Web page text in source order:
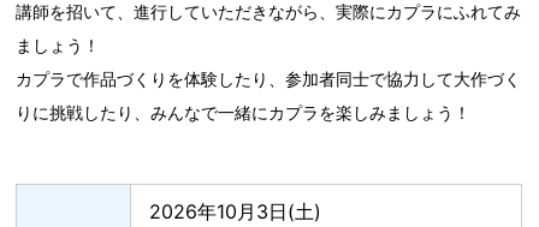
講師を招いて、進行していただきながら、実際にカプラにふれてみ
ましょう！
カプラで作品づくりを体験したり、参加者同士で協力して大作づく
りに挑戦したり、みんなで一緒にカプラを楽しみましょう！
2026年10月3日(土)